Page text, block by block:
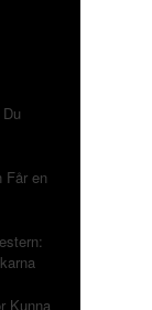
Får en
Kunna